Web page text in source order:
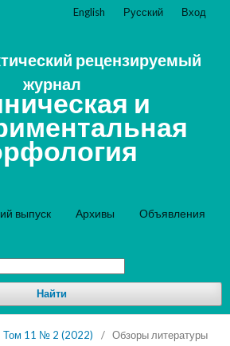
рецензируемый
журнал
и
выпуск Архивы Объявления
Найти
English Русский Вход
Том 11 № 2 (2022) / Обзоры литературы